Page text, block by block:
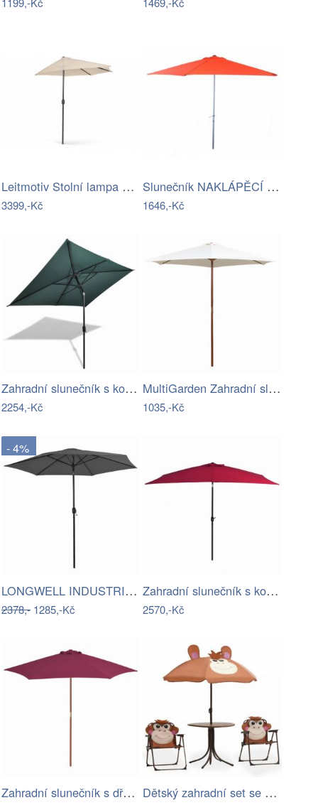
Leitmotiv Stolní lampa ve tvaru hřibu…
3399,-Kč
Slunečník NAKLÁPĚCÍ 300cm -RJ
1646,-Kč
Zahradní slunečník s kovovou tyčí 300 x…
2254,-Kč
MultiGarden Zahradní slunečník PIURKO…
1035,-Kč
- 4%
LONGWELL INDUSTRIAL LTD Zahradní…
2378,- 1285,-Kč
Zahradní slunečník s kovovou tyčí 300 x…
2570,-Kč
Zahradní slunečník s dřevěnou tyčí Ø… Dětský zahradní set se slunečníkem…